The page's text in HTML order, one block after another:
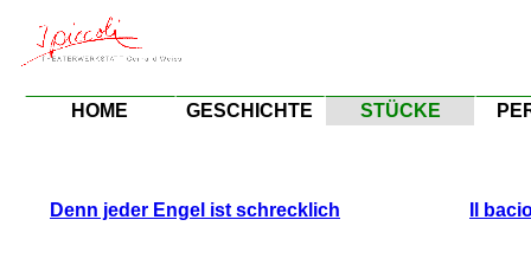
HOME GESCHICHTE STÜCKE
Denn jeder Engel ist schrecklich Il